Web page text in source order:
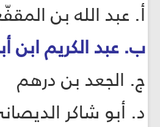
أ. عبد الله بن
ب. عبد الكريم ابن
ج. الجعد بن درهم
د. أبو شاكر